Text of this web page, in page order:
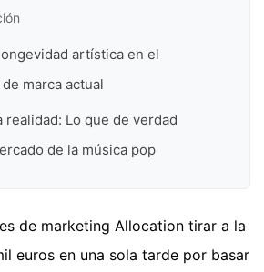
artística en el
marca actual
realidad: Lo que de verdad
de la música pop
de marketing Allocation tirar a la
euros en una sola tarde por basar